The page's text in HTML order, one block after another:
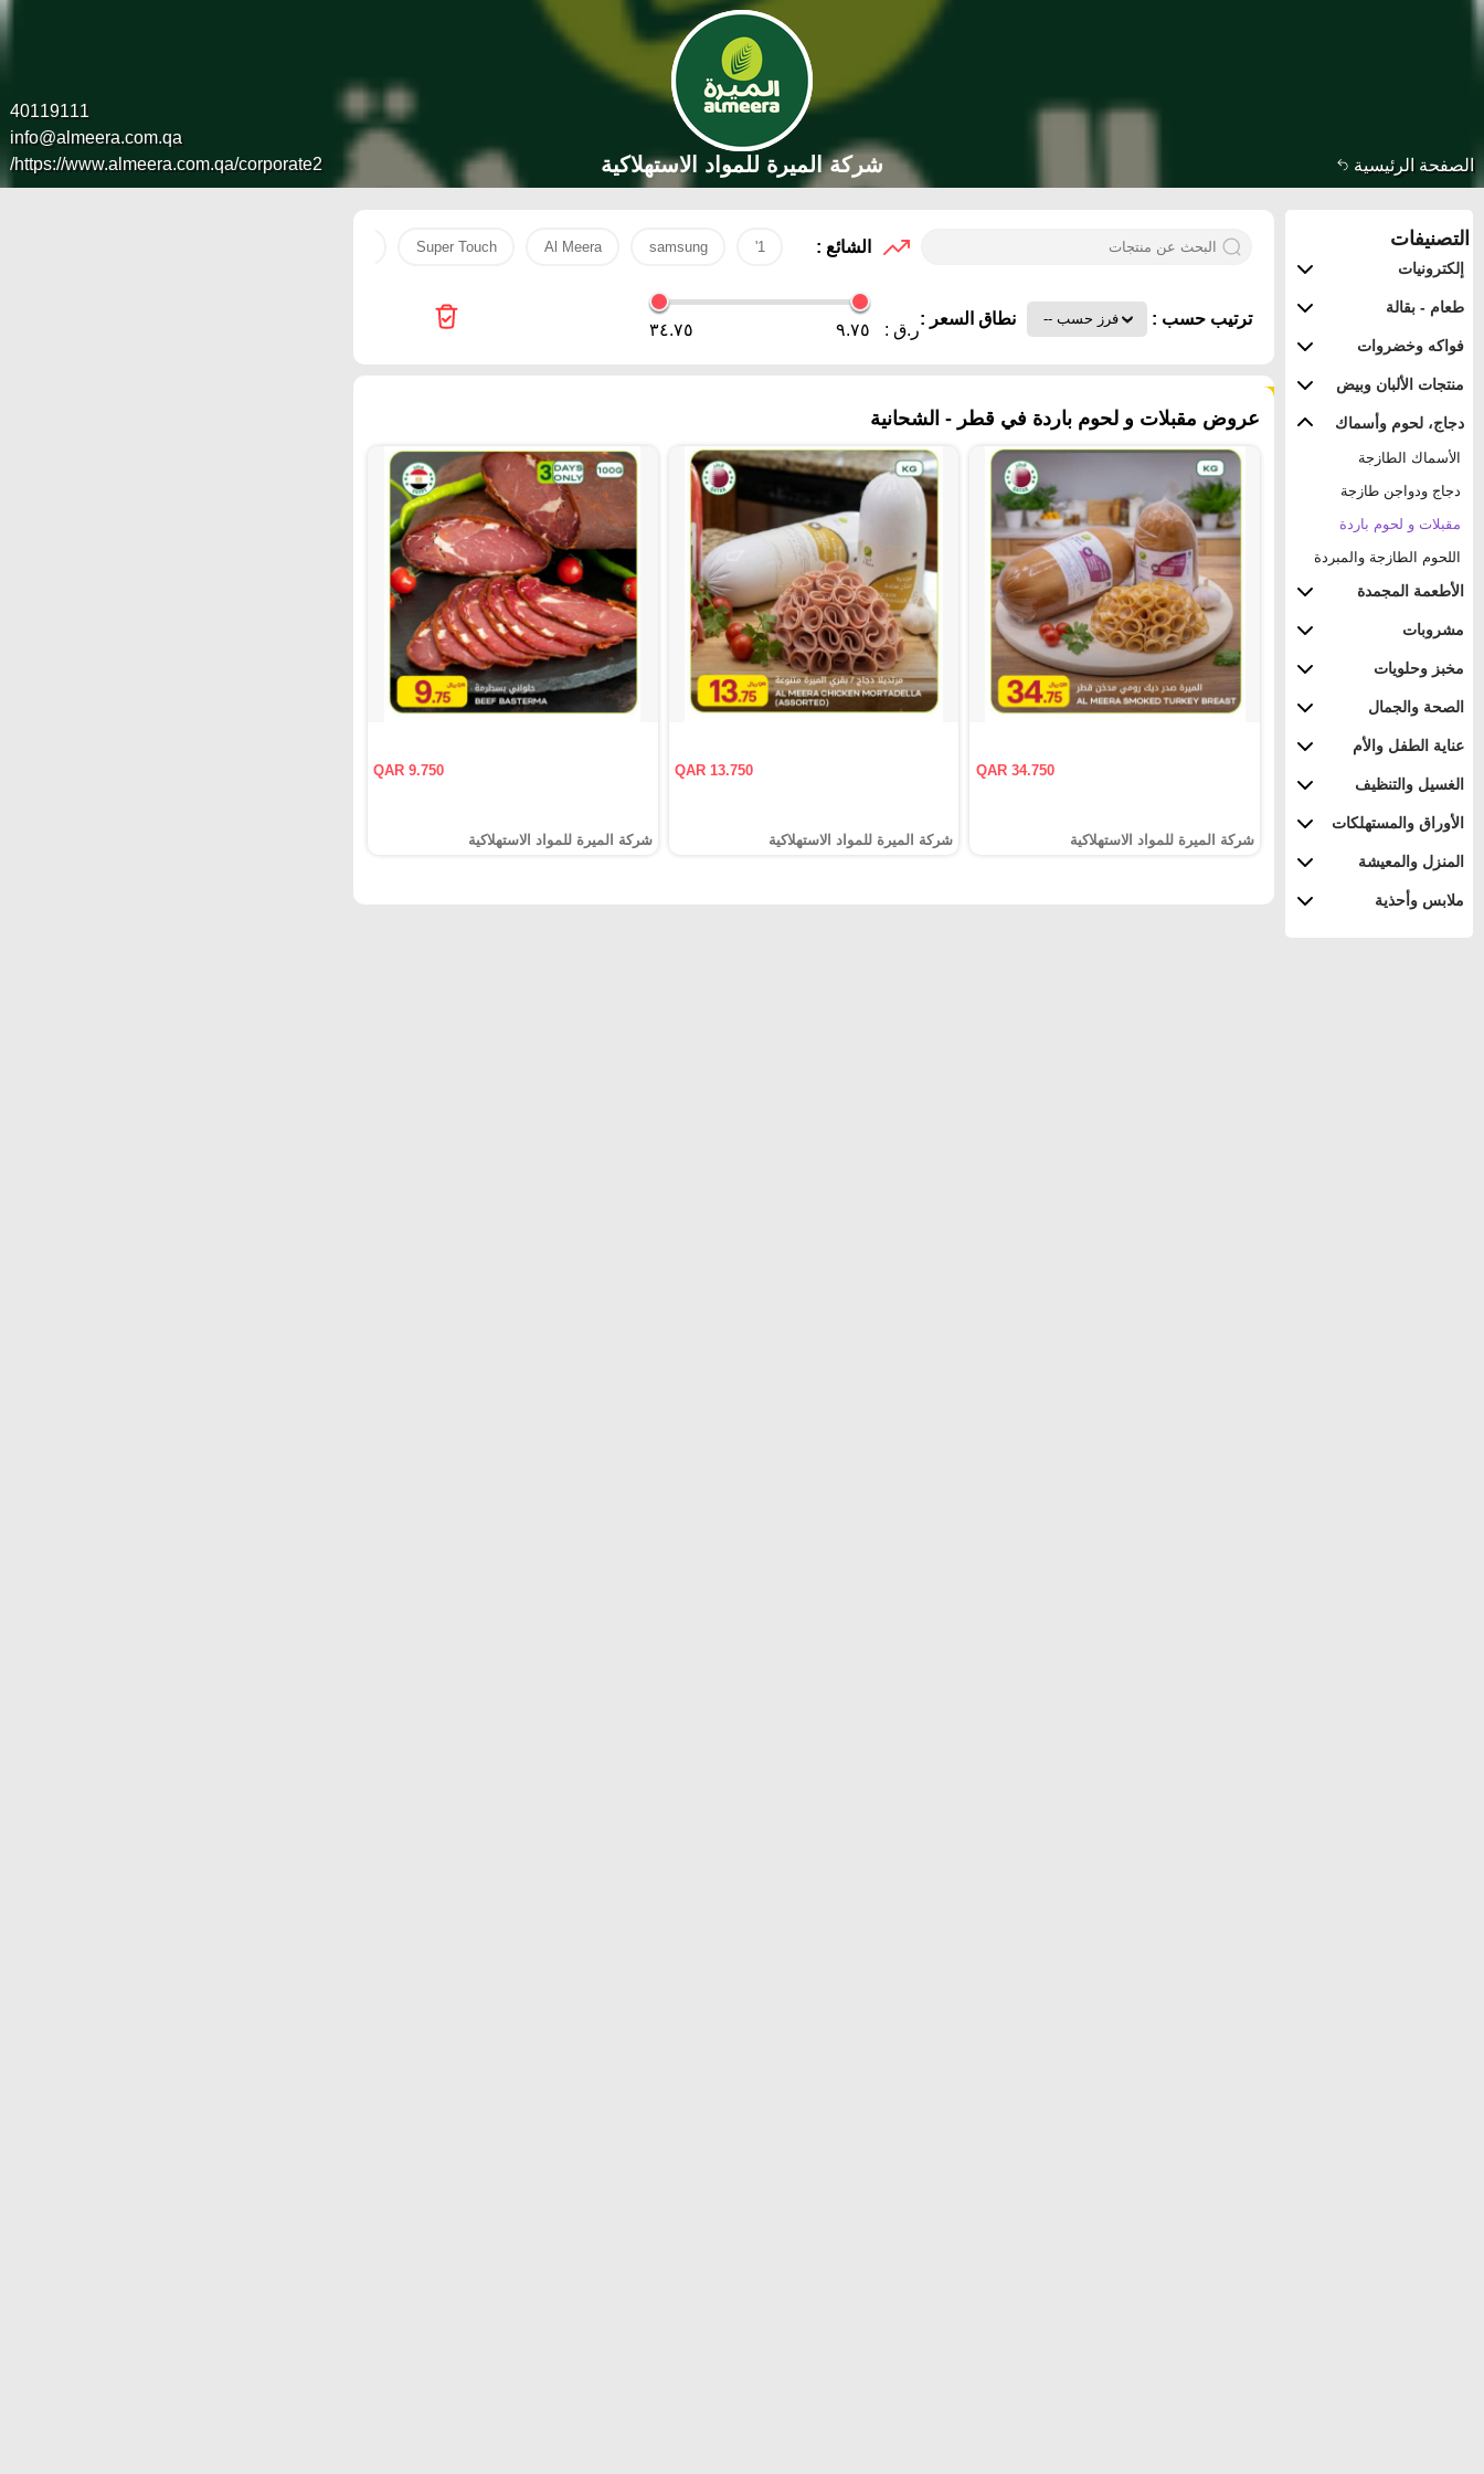
الصفحة الرئيسية
40119111
info@almeera.com.qa
https://www.almeera.com.qa/corporate2/
شركة الميرة للمواد الاستهلاكية
التصنيفات
إلكترونيات
طعام - بقالة
فواكه وخضروات
منتجات الألبان وبيض
دجاج، لحوم وأسماك
الأسماك الطازجة
دجاج ودواجن طازجة
مقبلات و لحوم باردة
اللحوم الطازجة والمبردة
الأطعمة المجمدة
مشروبات
مخبز وحلويات
الصحة والجمال
عناية الطفل والأم
الغسيل والتنظيف
الأوراق والمستهلكات
المنزل والمعيشة
ملابس وأحذية
الشائع : 1'
samsung
Al Meera
Super Touch
ترتيب حسب : نطاق السعر :
ر.ق : ٩.٧٥ ٣٤.٧٥
عروض مقبلات و لحوم باردة في قطر - الشحانية
QAR 34.750
شركة الميرة للمواد الاستهلاكية
QAR 13.750
شركة الميرة للمواد الاستهلاكية
QAR 9.750
شركة الميرة للمواد الاستهلاكية